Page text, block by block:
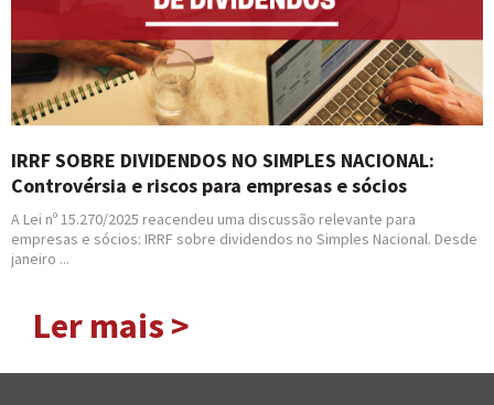
IRRF SOBRE DIVIDENDOS NO SIMPLES NACIONAL:
Controvérsia e riscos para empresas e sócios
A Lei nº 15.270/2025 reacendeu uma discussão relevante para
empresas e sócios: IRRF sobre dividendos no Simples Nacional. Desde
janeiro ...
Ler mais >